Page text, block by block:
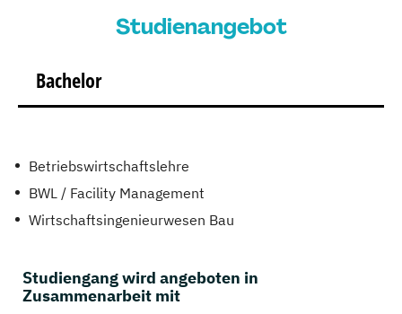
Studienangebot
Bachelor
Betriebswirtschaftslehre
BWL / Facility Management
Wirtschaftsingenieurwesen Bau
Studiengang wird angeboten in
Zusammenarbeit mit